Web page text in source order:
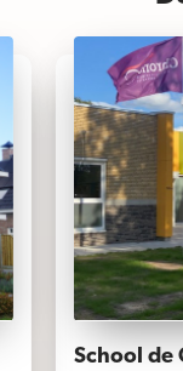
School de